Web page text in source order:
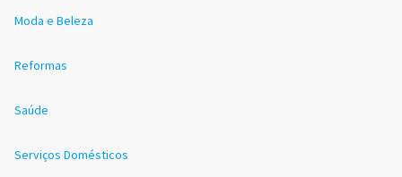
Moda e Beleza
Reformas
Saúde
Serviços Domésticos